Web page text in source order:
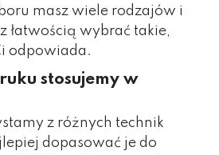
masz wiele rodzajów i
łatwością wybrać takie,
odpowiada.
stosujemy w
z różnych technik
dopasować je do